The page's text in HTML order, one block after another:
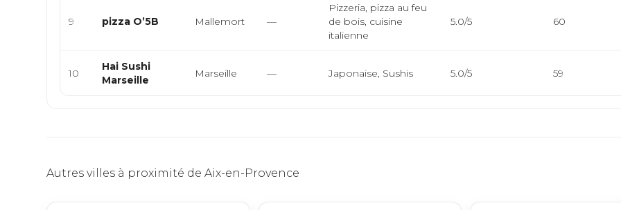
9 pizza O’5B Mallemort —
Pizzeria, pizza au feu
de bois, cuisine
italienne
5.0/5 60
10
Hai Sushi
Marseille
Marseille — Japonaise, Sushis 5.0/5 59
Autres villes à proximité de Aix-en-Provence